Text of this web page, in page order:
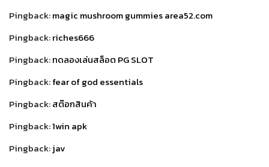
Pingback:magic mushroom gummies area52.com
Pingback:riches666
Pingback:ทดลองเล่นสล็อต PG SLOT
Pingback:fear of god essentials
Pingback:สต๊อกสินค้า
Pingback:1win apk
Pingback:jav